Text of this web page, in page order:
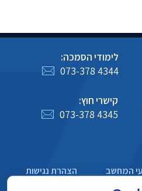
לימודי הסמכה:
073-378 4344
קישרי חוץ:
073-378 4345
המחשב
הצהרת נגישות